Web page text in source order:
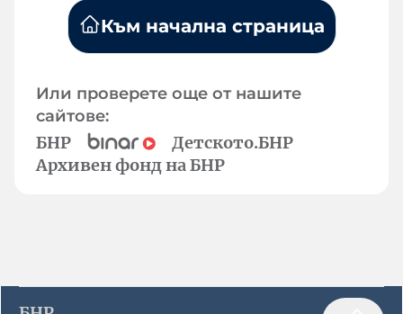
Към начална страница
Или проверете още от нашите
сайтове:
БНР
Детското.БНР
Архивен фонд на БНР